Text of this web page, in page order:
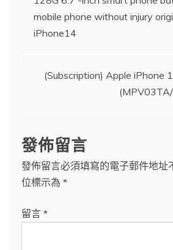
章
導
mobile phone without injury
iPhone14
(Subscription) Apple iPhone
發佈留言
發佈留言必須填寫的電子郵件地址
位標示為 *
留言 *